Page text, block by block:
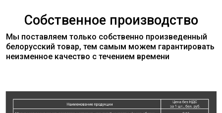
Собственное производство
Мы поставляем только собственно произведенный
белорусский товар, тем самым можем гарантировать
неизменное качество с течением времени